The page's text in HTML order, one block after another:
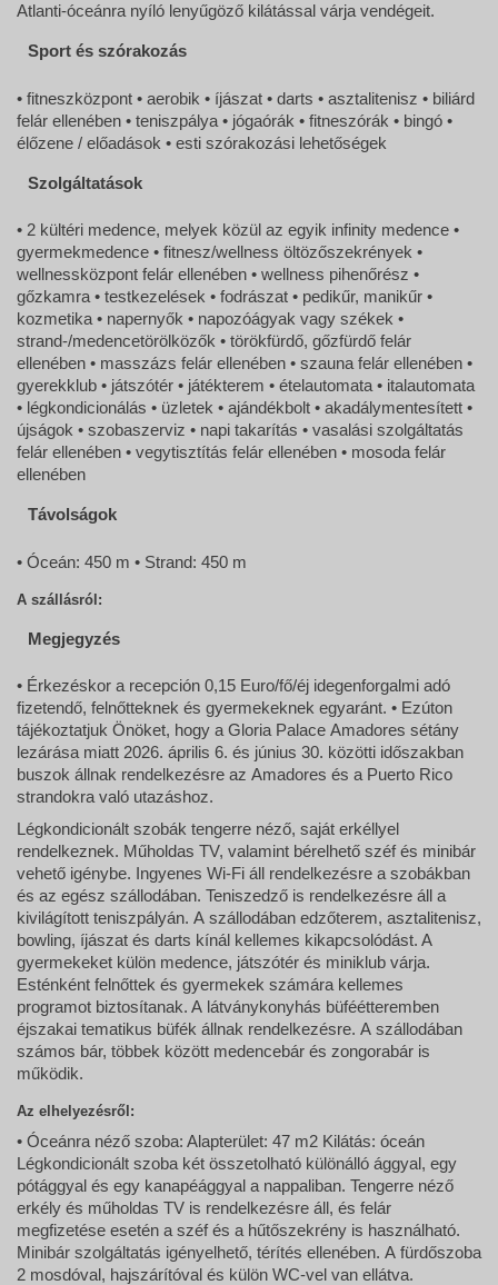
Atlanti-óceánra nyíló lenyűgöző kilátással várja vendégeit.
Sport és szórakozás
• fitneszközpont • aerobik • íjászat • darts • asztalitenisz • biliárd
felár ellenében • teniszpálya • jógaórák • fitneszórák • bingó •
élőzene / előadások • esti szórakozási lehetőségek
Szolgáltatások
• 2 kültéri medence, melyek közül az egyik infinity medence •
gyermekmedence • fitnesz/wellness öltözőszekrények •
wellnessközpont felár ellenében • wellness pihenőrész •
gőzkamra • testkezelések • fodrászat • pedikűr, manikűr •
kozmetika • napernyők • napozóágyak vagy székek •
strand-/medencetörölközők • törökfürdő, gőzfürdő felár
ellenében • masszázs felár ellenében • szauna felár ellenében •
gyerekklub • játszótér • játékterem • ételautomata • italautomata
• légkondicionálás • üzletek • ajándékbolt • akadálymentesített •
újságok • szobaszerviz • napi takarítás • vasalási szolgáltatás
felár ellenében • vegytisztítás felár ellenében • mosoda felár
ellenében
Távolságok
• Óceán: 450 m • Strand: 450 m
A szállásról:
Megjegyzés
• Érkezéskor a recepción 0,15 Euro/fő/éj idegenforgalmi adó
fizetendő, felnőtteknek és gyermekeknek egyaránt. • Ezúton
tájékoztatjuk Önöket, hogy a Gloria Palace Amadores sétány
lezárása miatt 2026. április 6. és június 30. közötti időszakban
buszok állnak rendelkezésre az Amadores és a Puerto Rico
strandokra való utazáshoz.
Légkondicionált szobák tengerre néző, saját erkéllyel
rendelkeznek. Műholdas TV, valamint bérelhető széf és minibár
vehető igénybe. Ingyenes Wi-Fi áll rendelkezésre a szobákban
és az egész szállodában. Teniszedző is rendelkezésre áll a
kivilágított teniszpályán. A szállodában edzőterem, asztalitenisz,
bowling, íjászat és darts kínál kellemes kikapcsolódást. A
gyermekeket külön medence, játszótér és miniklub várja.
Esténként felnőttek és gyermekek számára kellemes
programot biztosítanak. A látványkonyhás büféétteremben
éjszakai tematikus büfék állnak rendelkezésre. A szállodában
számos bár, többek között medencebár és zongorabár is
működik.
Az elhelyezésről:
• Óceánra néző szoba: Alapterület: 47 m2 Kilátás: óceán
Légkondicionált szoba két összetolható különálló ággyal, egy
pótággyal és egy kanapéággyal a nappaliban. Tengerre néző
erkély és műholdas TV is rendelkezésre áll, és felár
megfizetése esetén a széf és a hűtőszekrény is használható.
Minibár szolgáltatás igényelhető, térítés ellenében. A fürdőszoba
2 mosdóval, hajszárítóval és külön WC-vel van ellátva.